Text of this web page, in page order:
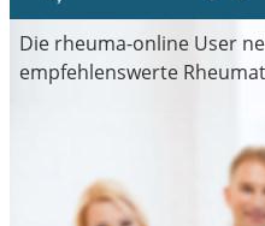
Die rheuma-online User
empfehlenswerte